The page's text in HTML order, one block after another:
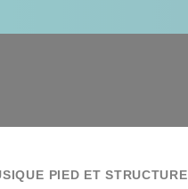
PIED ET STRUCTURE